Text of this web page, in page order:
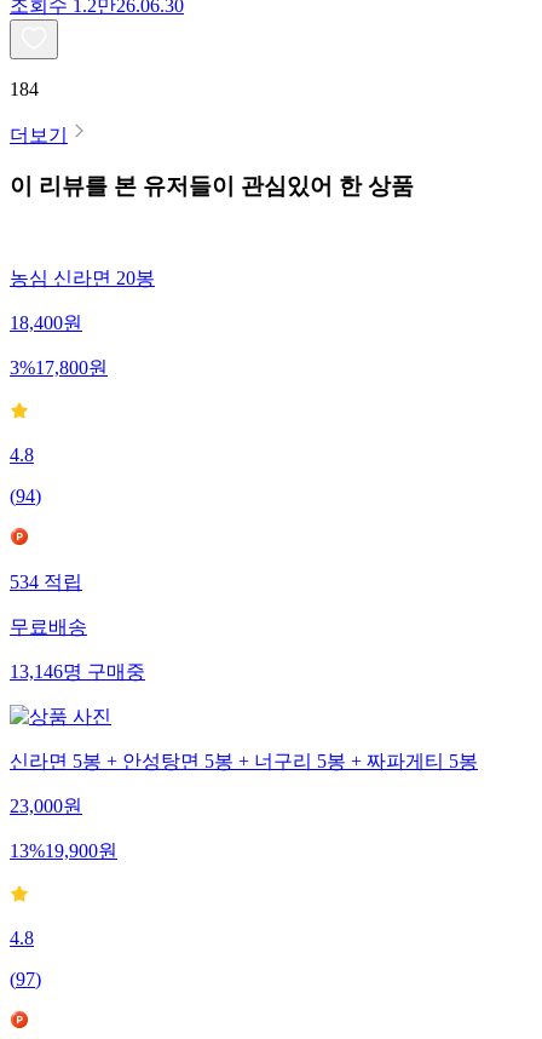
조회수 1.2만26.06.30
184
더보기
이 리뷰를 본 유저들이 관심있어 한 상품
농심 신라면 20봉
18,400원
3%17,800원
4.8
(94)
534 적립
무료배송
13,146명 구매중
신라면 5봉 + 안성탕면 5봉 + 너구리 5봉 + 짜파게티 5봉
23,000원
13%19,900원
4.8
(97)